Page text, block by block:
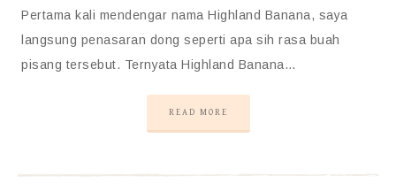
Pertama kali mendengar nama Highland Banana, saya
langsung penasaran dong seperti apa sih rasa buah
pisang tersebut. Ternyata Highland Banana…
READ MORE